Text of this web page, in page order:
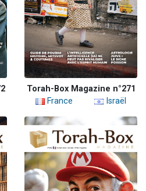
Torah-Box Magazine n°271
France
Israël